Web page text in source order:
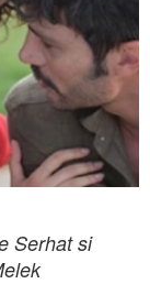
Serhat si